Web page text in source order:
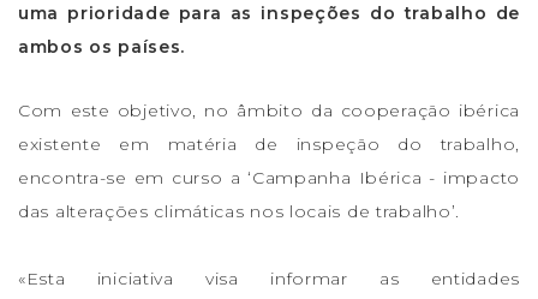
uma prioridade para as inspeções do trabalho de
ambos os países.
Com este objetivo, no âmbito da cooperação ibérica
existente em matéria de inspeção do trabalho,
encontra-se em curso a ‘Campanha Ibérica - impacto
das alterações climáticas nos locais de trabalho’.
«Esta iniciativa visa informar as entidades